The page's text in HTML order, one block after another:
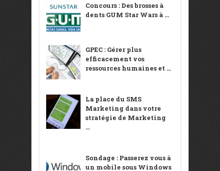
Concours : Des brosses à
dents GUM Star Wars à ...
GPEC : Gérer plus
efficacement vos
ressources humaines et ...
La place du SMS
Marketing dans votre
stratégie de Marketing
...
Sondage : Passerez vous à
un mobile sous Windows